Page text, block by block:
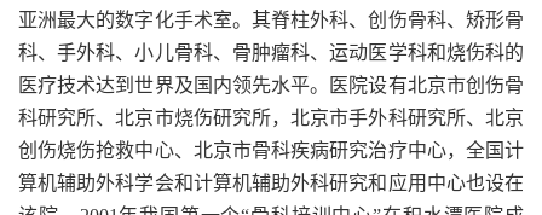
亚洲最大的数字化手术室。其脊柱外科、创伤骨科、矫形骨
科、手外科、小儿骨科、骨肿瘤科、运动医学科和烧伤科的
医疗技术达到世界及国内领先水平。医院设有北京市创伤骨
科研究所、北京市烧伤研究所，北京市手外科研究所、北京
创伤烧伤抢救中心、北京市骨科疾病研究治疗中心，全国计
算机辅助外科学会和计算机辅助外科研究和应用中心也设在